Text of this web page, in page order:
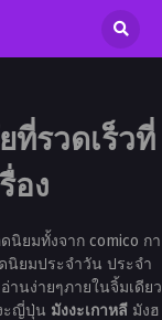
ที่รวดเร็วที่
อง
นิยมทั้งจาก comico กา
นิยมประจำวัน ประจำ
นง่ายๆภายในจิ้มเดียว
ะญี่ปุ่น มังงะเกาหลีมังฮ